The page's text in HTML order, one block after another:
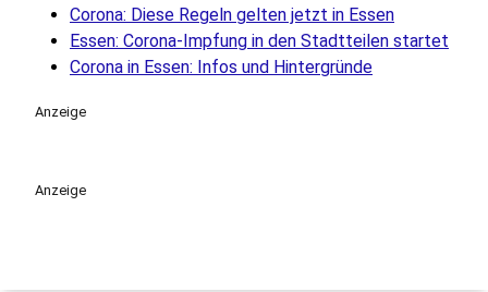
Corona: Diese Regeln gelten jetzt in Essen
Essen: Corona-Impfung in den Stadtteilen startet
Corona in Essen: Infos und Hintergründe
Anzeige
Anzeige